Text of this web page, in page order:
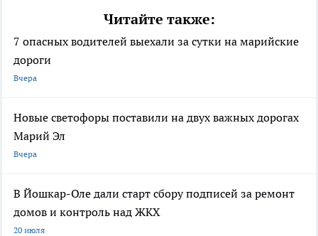
Читайте также:
7 опасных водителей выехали за сутки на марийские
дороги
Вчера
Новые светофоры поставили на двух важных дорогах
Марий Эл
Вчера
В Йошкар-Оле дали старт сбору подписей за ремонт
домов и контроль над ЖКХ
20 июля